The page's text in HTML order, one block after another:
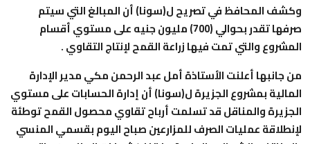
وكشف المحافظ في تصريح ل(سونا) أن المبالغ التي سيتم
صرفها تقدر بحوالي (700) مليون جنيه على مستوي أقسام
المشروع والتي تمت فيها زراعة القمح لإنتاج التقاوي .
من جانبها أعلنت الأستاذة أمل عبد الرحمن مكي مدير الإدارة
المالية بمشروع الجزيرة ل(سونا) أن إدارة الحسابات على مستوي
الجزيرة والمناقل قد تسلمت أرباح تقاوي محصول القمح توطئة
لإنطلاقة عمليات الصرف للمزارعين صباح اليوم بقسمي المنسي